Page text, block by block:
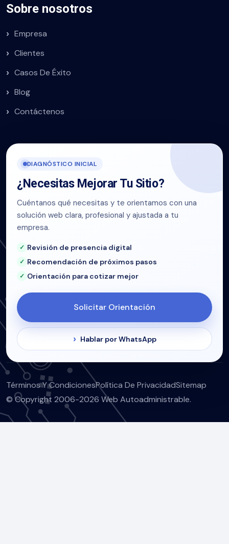
Sobre nosotros
Empresa
Clientes
Casos De Éxito
Blog
Contáctenos
DIAGNÓSTICO INICIAL
¿Necesitas Mejorar Tu Sitio?
Cuéntanos qué necesitas y te orientamos con una
solución web clara, profesional y ajustada a tu
empresa.
Revisión de presencia digital
Recomendación de próximos pasos
Orientación para cotizar mejor
Solicitar Orientación
Hablar por WhatsApp
© Copyright 2006-2026 Web Autoadministrable.
Términos Y CondicionesPolítica De PrivacidadSitemap